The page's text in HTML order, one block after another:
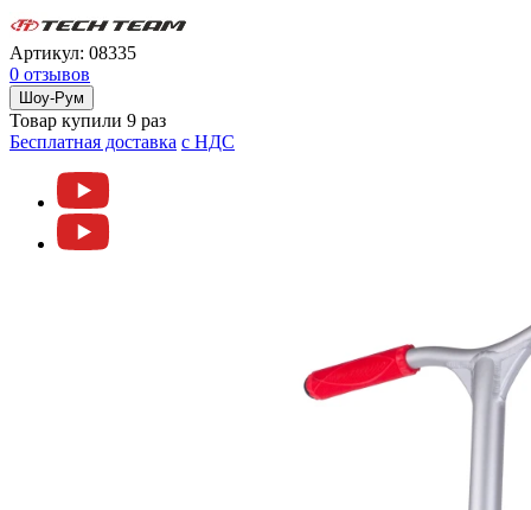
Артикул: 08335
0 отзывов
Шоу-Рум
Товар купили 9 раз
Бесплатная доставка c НДС